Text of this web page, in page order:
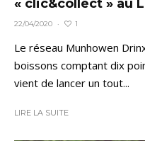
« clic&collect » au
22/04/2020 · 1
Le réseau Munhowen
boissons comptant dix
vient de lancer un tout...
LIRE LA SUITE